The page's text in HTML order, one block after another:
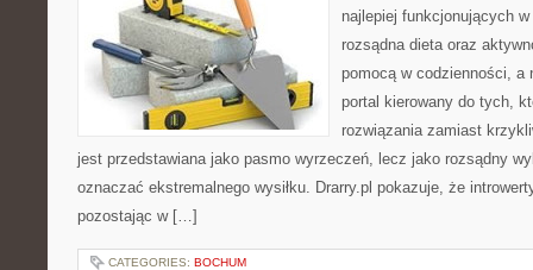
najlepiej funkcjonujących
rozsądna dieta oraz
pomocą w codzienności, a
portal kierowany do tych,
rozwiązania zamiast
jest przedstawiana jako pasmo wyrzeczeń, lecz jako rozsądny
oznaczać ekstremalnego wysiłku. Drarry.pl pokazuje, że
pozostając w […]
CATEGORIES: BOCHUM